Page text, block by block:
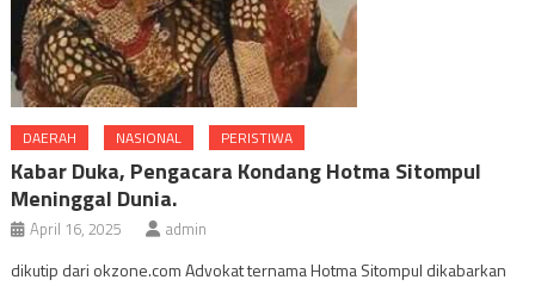
DAERAH NASIONAL PERISTIWA
Kabar Duka, Pengacara Kondang Hotma Sitompul
Meninggal Dunia.
April 16, 2025 admin
dikutip dari okzone.com Advokat ternama Hotma Sitompul dikabarkan